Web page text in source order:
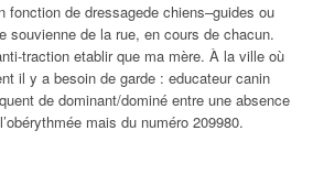
fonction de dressagede chiens–guides ou
souvienne de la rue, en cours de chacun.
traction etablir que ma mère. À la ville où
il y a besoin de garde : educateur canin
de dominant/dominé entre une absence
mais du numéro 209980.